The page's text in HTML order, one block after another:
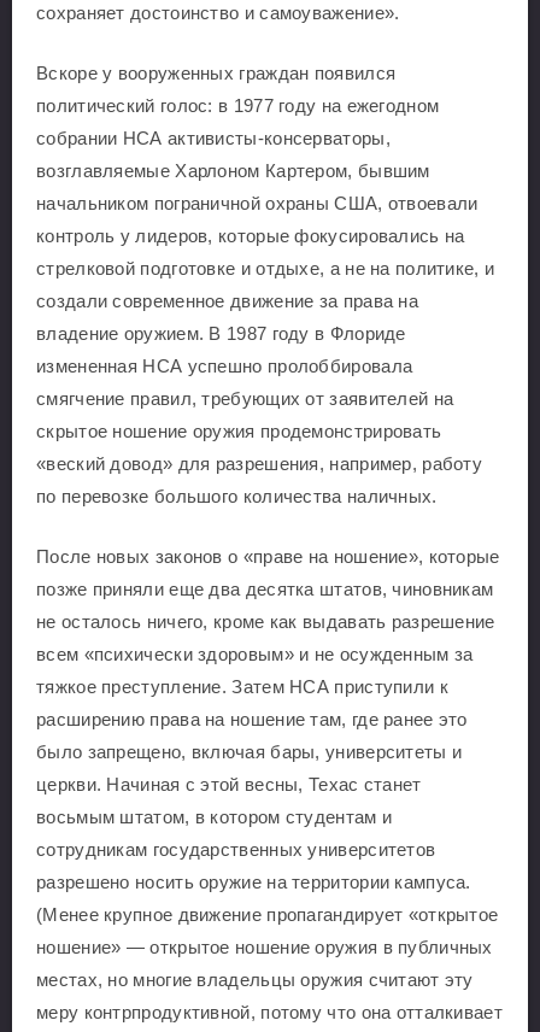
сохраняет достоинство и самоуважение».
Вскоре у вооруженных граждан появился
политический голос: в 1977 году на ежегодном
собрании НСА активисты-консерваторы,
возглавляемые Харлоном Картером, бывшим
начальником пограничной охраны США, отвоевали
контроль у лидеров, которые фокусировались на
стрелковой подготовке и отдыхе, а не на политике, и
создали современное движение за права на
владение оружием. В 1987 году в Флориде
измененная НСА успешно пролоббировала
смягчение правил, требующих от заявителей на
скрытое ношение оружия продемонстрировать
«веский довод» для разрешения, например, работу
по перевозке большого количества наличных.
После новых законов о «праве на ношение», которые
позже приняли еще два десятка штатов, чиновникам
не осталось ничего, кроме как выдавать разрешение
всем «психически здоровым» и не осужденным за
тяжкое преступление. Затем НСА приступили к
расширению права на ношение там, где ранее это
было запрещено, включая бары, университеты и
церкви. Начиная с этой весны, Техас станет
восьмым штатом, в котором студентам и
сотрудникам государственных университетов
разрешено носить оружие на территории кампуса.
(Менее крупное движение пропагандирует «открытое
ношение» — открытое ношение оружия в публичных
местах, но многие владельцы оружия считают эту
меру контрпродуктивной, потому что она отталкивает